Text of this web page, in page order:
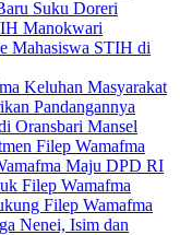
Suku Doreri
Manokwari
Mahasiswa STIH di
Keluhan Masyarakat
Pandangannya
Oransbari Mansel
Filep Wamafma
Maju DPD RI
Filep Wamafma
Filep Wamafma
Nenei, Isim dan